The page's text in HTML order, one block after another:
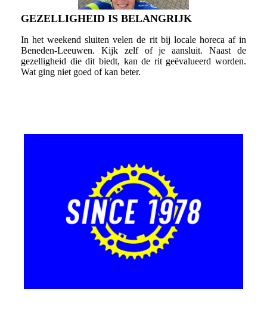
GEZELLIGHEID IS BELANGRIJK
In het weekend sluiten velen de rit bij locale horeca af in
Beneden-Leeuwen. Kijk zelf of je aansluit. Naast de
gezelligheid die dit biedt, kan de rit geëvalueerd worden.
Wat ging niet goed of kan beter.